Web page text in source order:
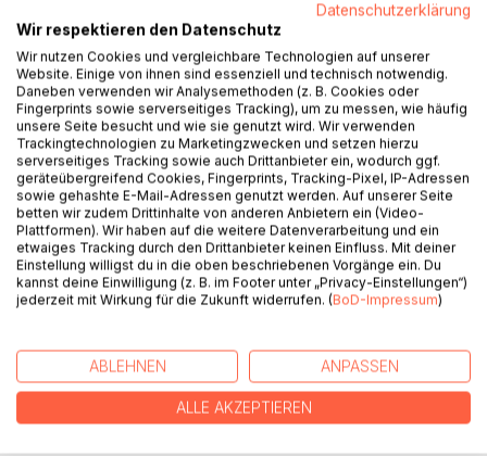
Gibt es an eurer Schule auch diese Türen, die nie
offenstehen? Türen, die einfach da sind, an denen man
immer mal wieder vorbeigeht, ohne zu wissen, was hinter
ihnen steckt?
Die neugierige Medina öffnet im Keller ihrer Schule eine
finstere Tür, die seit Jahrzehnten verschlossen war.
Zusammen mit dem Obernerd Max ergründet sie das
Geheimnis hinter der verbotenen Tür und überschreitet die
Schwelle zu einem packendem Abenteuer.
AUTOR/IN
REZENSIONEN
Datenschutzerklärung
Wir respektieren den Datenschutz
Wir nutzen Cookies und vergleichbare Technologien auf unserer
Website. Einige von ihnen sind essenziell und technisch notwendig.
Daneben verwenden wir Analysemethoden (z. B. Cookies oder
Fingerprints sowie serverseitiges Tracking), um zu messen, wie häufig
unsere Seite besucht und wie sie genutzt wird. Wir verwenden
Trackingtechnologien zu Marketingzwecken und setzen hierzu
serverseitiges Tracking sowie auch Drittanbieter ein, wodurch ggf.
geräteübergreifend Cookies, Fingerprints, Tracking-Pixel, IP-Adressen
sowie gehashte E-Mail-Adressen genutzt werden. Auf unserer Seite
betten wir zudem Drittinhalte von anderen Anbietern ein (Video-
Plattformen). Wir haben auf die weitere Datenverarbeitung und ein
etwaiges Tracking durch den Drittanbieter keinen Einfluss. Mit deiner
Einstellung willigst du in die oben beschriebenen Vorgänge ein. Du
kannst deine Einwilligung (z. B. im Footer unter „Privacy-Einstellungen“)
jederzeit mit Wirkung für die Zukunft widerrufen. (BoD-Impressum)
ABLEHNEN ANPASSEN
ALLE AKZEPTIEREN